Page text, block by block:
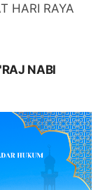
HARI RAYA
NABI